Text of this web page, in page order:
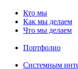
Кто мы
Как мы делаем
Что мы делаем
Портфолио
Системным